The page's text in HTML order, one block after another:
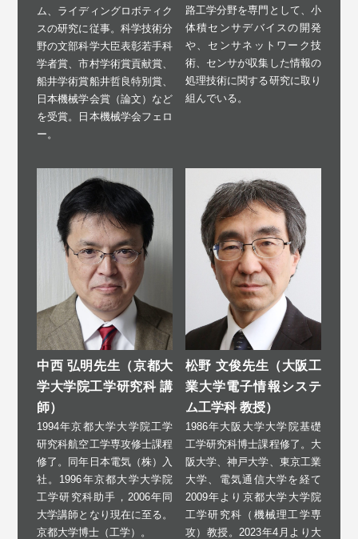
ム、ライディングロボティク
スの研究に従事。科学技術分
野の文部科学大臣表彰若手科
学者賞、市村学術賞貢献賞、
船井学術賞船井哲良特別賞、
日本機械学会賞（論文）など
を受賞。日本機械学会フェロ
ー。
路工学分野を専門として、小
体積センサデバイスの開発
や、センサネットワーク技
術、センサが収集した情報の
処理技術に関する研究に取り
組んでいる。
中西 弘明先生（京都大
学大学院工学研究科 講
師）
1994年京都大学大学院工学
研究科航空工学専攻修士課程
修了。同年日本電気（株）入
社。1996年京都大学大学院
工学研究科助手，2006年同
大学講師となり現在に至る。
京都大学博士（工学）。
松野 文俊先生（大阪工
業大学電子情報システ
ム工学科 教授）
1986年大阪大学大学院基礎
工学研究科博士課程修了。大
阪大学、神戸大学、東京工業
大学、電気通信大学を経て
2009年より京都大学大学院
工学研究科（機械理工学専
攻）教授。2023年4月より大